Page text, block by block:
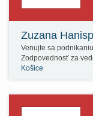
Zuzana
Venujte sa
Zodpovednosť za
Košice